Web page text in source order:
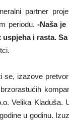
partner
periodu. -Naša
i rasta.
se, izazove
Velika
u godinu.